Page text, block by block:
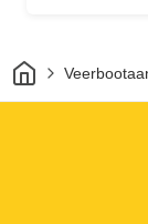
Thuis